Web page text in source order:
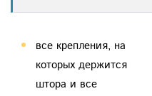
все крепления, на
которых держится
штора и все